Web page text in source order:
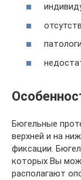
Бюгельные
верхней и на
фиксации.
которых Вы
располагают